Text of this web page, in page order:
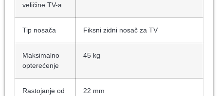
veličine TV-a
Tip nosača Fiksni zidni nosač za TV
Maksimalno
opterećenje
45 kg
Rastojanje od
22 mm